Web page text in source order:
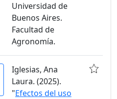
Universidad de
Buenos Aires.
Facultad de
Agronomía.
Iglesias, Ana
Laura. (2025).
"Efectos del uso